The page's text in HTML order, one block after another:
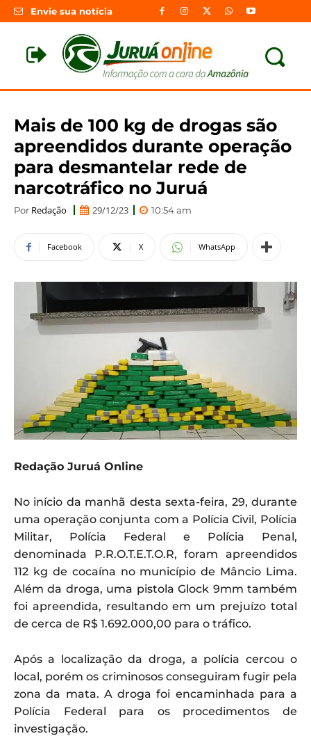
Envie sua notícia
Mais de 100 kg de drogas são
apreendidos durante operação
para desmantelar rede de
narcotráfico no Juruá
Por Redação 29/12/23 10:54 am
Facebook X WhatsApp
Redação Juruá Online
No início da manhã desta sexta-feira, 29, durante
uma operação conjunta com a Polícia Civil, Polícia
Militar, Polícia Federal e Polícia Penal,
denominada P.R.O.T.E.T.O.R, foram apreendidos
112 kg de cocaína no município de Mâncio Lima.
Além da droga, uma pistola Glock 9mm também
foi apreendida, resultando em um prejuízo total
de cerca de R$ 1.692.000,00 para o tráfico.
Após a localização da droga, a polícia cercou o
local, porém os criminosos conseguiram fugir pela
zona da mata. A droga foi encaminhada para a
Polícia Federal para os procedimentos de
investigação.